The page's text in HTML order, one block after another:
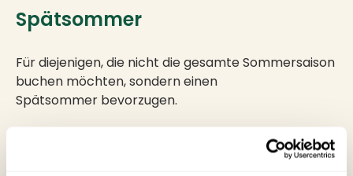
Spätsommer
Für diejenigen, die nicht die gesamte Sommersaison
buchen möchten, sondern einen
Spätsommer bevorzugen.
Mit einem Stellplatz für die Spätsaison können Sie
den Sommer festhalten und sonnige Tage mit